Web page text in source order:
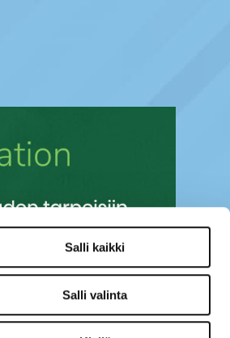
Salli kaikki
Salli valinta